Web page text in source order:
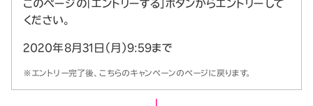
このページの「エントリーする」ボタンからエントリーして
ください。
2020年8月31日（月）9:59まで
※エントリー完了後、こちらのキャンペーンのページに戻ります。